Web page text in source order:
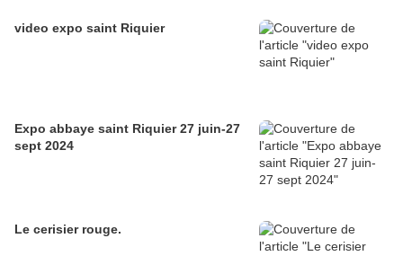
video expo saint Riquier
Expo abbaye saint Riquier 27 juin-27
sept 2024
Le cerisier rouge.